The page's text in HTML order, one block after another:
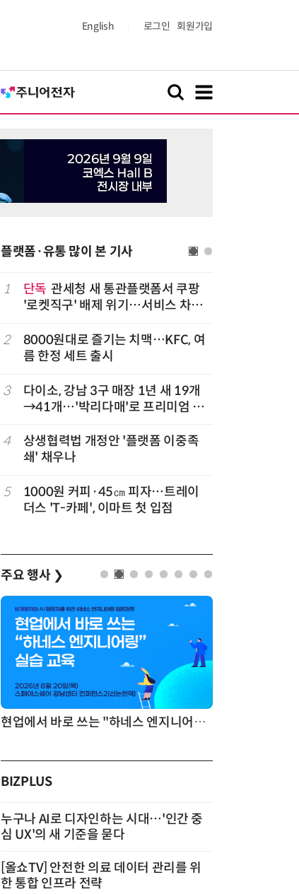
English 로그인 회원가입
플랫폼·유통 많이 본 기사
1 단독 관세청 새 통관플랫폼서 쿠팡
'로켓직구' 배제 위기…서비스 차질
2
8000원대로 즐기는 치맥…KFC, 여
름 한정 세트 출시
3
다이소, 강남 3구 매장 1년 새 19개
→41개…'박리다매'로 프리미엄 상
4
상생협력법 개정안 '플랫폼 이중족
쇄' 채우나
5
1000원 커피·45㎝ 피자…트레이
더스 'T-카페', 이마트 첫 입점
주요 행사 ❯
현업에서 바로 쓰는 "하네스 엔지니어링" 실습 교육
BIZPLUS
누구나 AI로 디자인하는 시대…'인간 중
심 UX'의 새 기준을 묻다
[올쇼TV] 안전한 의료 데이터 관리를 위
한 통합 인프라 전략